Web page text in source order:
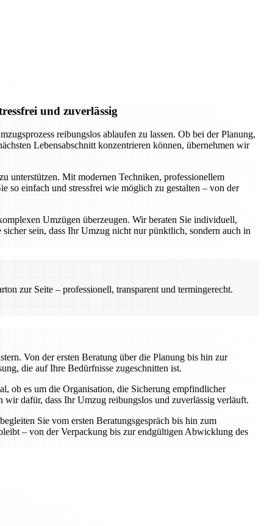
und zuverlässig
reibungslos ablaufen zu lassen. Ob bei der Planung,
Lebensabschnitt konzentrieren können, übernehmen wir
unterstützen. Mit modernen Techniken, professionellem
so einfach und stressfrei wie möglich zu gestalten – von der
Umzügen überzeugen. Wir beraten Sie individuell,
sein, dass Ihr Umzug nicht nur pünktlich, sondern auch in
zur Seite – professionell, transparent und termingerecht.
Von der ersten Beratung über die Planung bis hin zur
die auf Ihre Bedürfnisse zugeschnitten ist.
ob es um die Organisation, die Sicherung empfindlicher
dafür, dass Ihr Umzug reibungslos und zuverlässig verläuft.
Sie vom ersten Beratungsgespräch bis hin zum
– von der Verpackung bis zur endgültigen Abwicklung des